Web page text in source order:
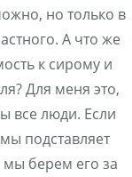
но только в
А что же
к сирому и
Для меня это,
все люди. Если
подставляет
мы берем его за